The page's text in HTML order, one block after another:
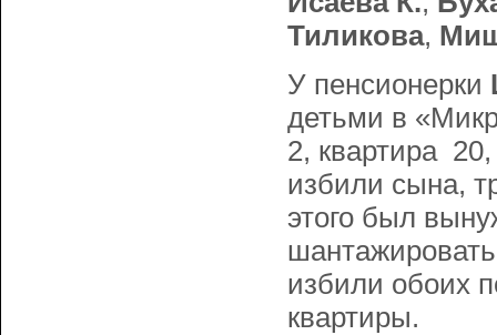
Тиликова,
У пенсионерки
детьми в
2, квартира
избили сына,
этого был
избили обоих
квартиры.